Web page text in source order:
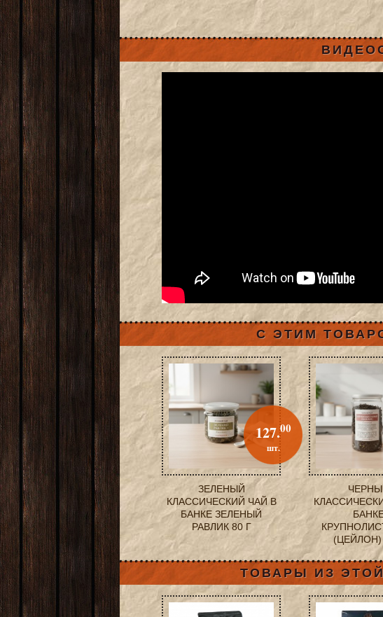
С ЭТИМ
ЗЕЛЕНЫЙ
КЛАССИЧЕСКИЙ ЧАЙ В
БАНКЕ ЗЕЛЕНЫЙ
РАВЛИК 80 Г
127.00
шт.
(ЦЕЙЛОН)
ТОВАРЫ ИЗ